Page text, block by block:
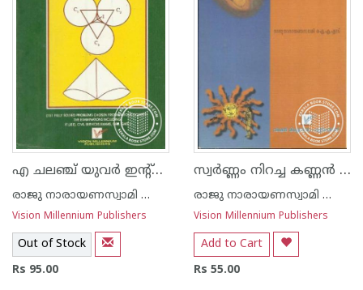
എ ചലഞ്ച് യുവര്‍ ഇന്റ്റെല്ലിജെ‌ന്‍സ്
രാജു നാരായണസ്വാമി ഐ എ എസ്
Vision Millennium Publishers
Out of Stock
Rs 95.00
സ്വര്‍ണ്ണം നിറച്ച കണ്ണ‌ന്‍ ചിരട്ട
രാജു നാരായണസ്വാമി ഐ എ എസ്
Vision Millennium Publishers
Add to Cart
Rs 55.00